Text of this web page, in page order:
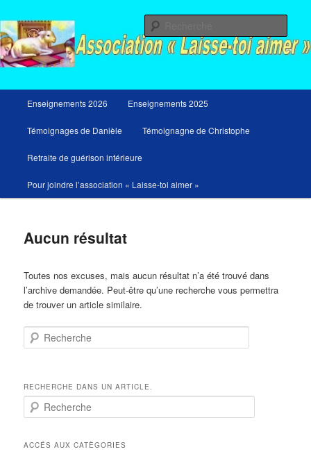
au
contenu
principal
au
contenu
secondaire
principal
Enseignements 2026 Enseignements 2025
Témoignages de Danièle Témoignagne de Christophe
Retraite de guérison intérieure
Pour joindre l’association « Laisse-toi aimer »
Aucun résultat
Toutes nos excuses, mais aucun résultat n’a été trouvé dans
l’archive demandée. Peut-être qu’une recherche vous permettra
de trouver un article similaire.
Recherche
RECHERCHE DANS UN ARTICLE.
e
h
ACCÉS AUX CATÈGORIES